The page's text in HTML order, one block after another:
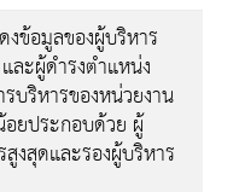
งข้อมูลของผู้บริหาร
ละผู้ดำรงตำแหน่ง
บริหารของหน่วยงาน
อยประกอบด้วย ผู้
งสุดและรองผู้บริหาร